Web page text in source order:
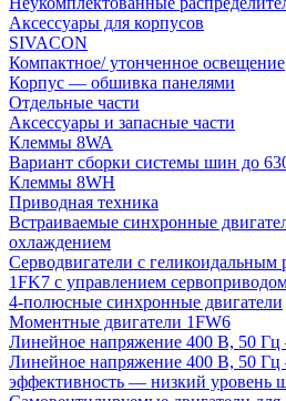
Аксессуары для корпусов
SIVACON
Компактное/ утонченное освещение
Корпус — обшивка панелями
Отдельные части
Аксессуары и запасные части
Клеммы 8WA
Вариант сборки системы шин до
Клеммы 8WH
Приводная техника
Встраиваемые синхронные
охлаждением
Серводвигатели с геликоидальным
1FK7 с управлением
4-полюсные синхронные двигатели
Моментные двигатели 1FW6
Линейное напряжение 400 В, 50 Гц
Линейное напряжение 400 В, 50
эффективность — низкий уровень